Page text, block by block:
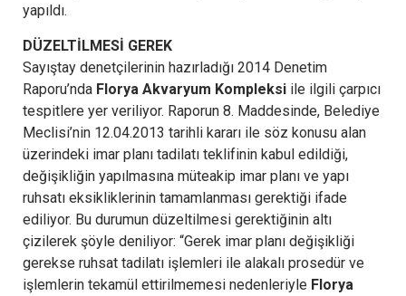
yapıldı.
DÜZELTİLMESİ GEREK
Sayıştay denetçilerinin hazırladığı 2014 Denetim
Raporu’nda Florya Akvaryum Kompleksi ile ilgili çarpıcı
tespitlere yer veriliyor. Raporun 8. Maddesinde, Belediye
Meclisi’nin 12.04.2013 tarihli kararı ile söz konusu alan
üzerindeki imar planı tadilatı teklifinin kabul edildiği,
değişikliğin yapılmasına müteakip imar planı ve yapı
ruhsatı eksikliklerinin tamamlanması gerektiği ifade
ediliyor. Bu durumun düzeltilmesi gerektiğinin altı
çizilerek şöyle deniliyor: “Gerek imar planı değişikliği
gerekse ruhsat tadilatı işlemleri ile alakalı prosedür ve
işlemlerin tekamül ettirilmemesi nedenleriyle Florya